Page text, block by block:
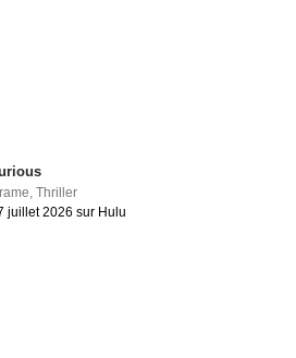
,Thriller
juillet 2026 sur Hulu